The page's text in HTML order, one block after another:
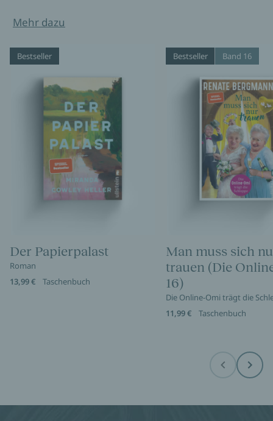
Mehr dazu
Bestseller
Der Papierpalast
Roman
13,99 €
Taschenbuch
Bestseller Band 16
Man muss sich
trauen (Die
16)
Die Online-Omi trägt die
11,99 €
Taschenbuch
Before Next